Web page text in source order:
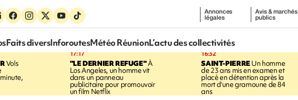
Annonces
légales
Avis & marchés
publics
Faits diversInforoutesMétéo RéunionL’actu des collectivités
Vols
17:17
"LE DERNIER REFUGE"À
Los Angeles, un homme vit
dans un panneau
publicitaire pour promouvoir
un film Netflix
16:32
SAINT-PIERREUn homme
de 23 ans mis en examen et
placé en détention après la
mort d'une gramoune de 84
ans